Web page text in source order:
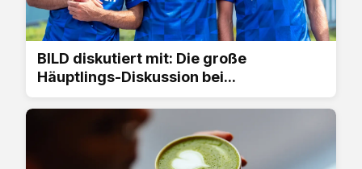
BILD diskutiert mit: Die große
Häuptlings-Diskussion bei...